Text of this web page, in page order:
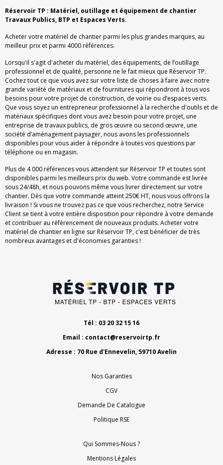
Réservoir TP : Matériel, outillage et équipement de chantier
Travaux Publics, BTP et Espaces Verts.
Acheter votre matériel de chantier parmi les plus grandes marques, au
meilleur prix et parmi 4000 références.
Lorsqu'il s'agit d'acheter du matériel, des équipements, de l’outillage
professionnel et de qualité, personne ne le fait mieux que Réservoir TP.
Cochez tout ce que vous avez sur votre liste de choses à faire avec notre
grande variété de matériaux et de fournitures qui répondront à tous vos
besoins pour votre projet de construction, de voirie ou d’espaces verts.
Que vous soyez un entrepreneur professionnel à la recherche d'outils et de
matériaux spécifiques dont vous avez besoin pour votre projet, une
entreprise de travaux publics, de gros œuvre ou second œuvre, une
société d’aménagement paysager, nous avons les professionnels
disponibles pour vous aider à répondre à toutes vos questions par
téléphone ou en magasin.
Plus de 4 000 références vous attendent sur Réservoir TP et toutes sont
disponibles parmi les meilleurs prix du web. Votre commande est livrée
sous 24/48h, et nous pouvons même vous livrer directement sur votre
chantier. Dès que votre commande atteint 250€ HT, nous vous offrons la
livraison ! Si vous ne trouvez pas ce que vous recherchez, notre Service
Client se tient à votre entière disposition pour répondre à votre demande
et contribuer au référencement de nouveaux produits. Acheter votre
matériel de chantier en ligne sur Réservoir TP, c'est bénéficier de très
nombreux avantages et d'économies garanties !
Tél : 03 20 32 15 16
Email : contact@reservoirtp.fr
Adresse : 70 Rue d'Ennevelin, 59710 Avelin
Nos Garanties
CGV
Demande De Catalogue
Politique RSE
Qui Sommes-Nous ?
Mentions Légales